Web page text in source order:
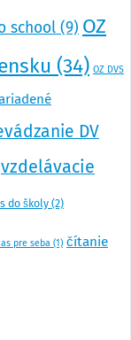
school (9) OZ
(34) OZ DVS
DV
vzdelávacie
do školy (2)
pre seba (1) čítanie